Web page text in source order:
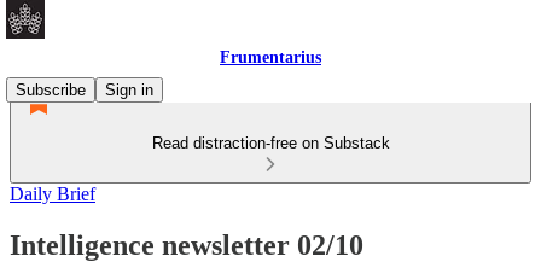
Frumentarius
Subscribe
Sign in
Read distraction-free on Substack
Daily Brief
Intelligence newsletter 02/10